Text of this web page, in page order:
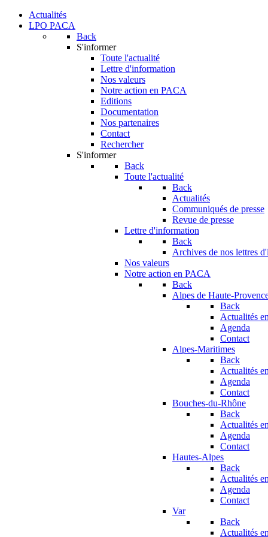
Actualités
LPO PACA
Back
S'informer
Toute l'actualité
Lettre d'information
Nos valeurs
Notre action en PACA
Editions
Documentation
Nos partenaires
Contact
Rechercher
S'informer
Back
Toute l'actualité
Back
Actualités
Communiqués de presse
Revue de presse
Lettre d'information
Back
Archives de nos lettres
Nos valeurs
Notre action en PACA
Back
Alpes de Haute-
Back
Actualités
Agenda
Contact
Alpes-Maritimes
Back
Actualités
Agenda
Contact
Bouches-du-Rhône
Back
Actualités
Agenda
Contact
Hautes-Alpes
Back
Actualités
Agenda
Contact
Var
Back
Actualités